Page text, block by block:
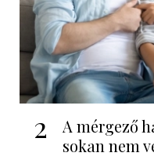
2
A mérgező
sokan nem